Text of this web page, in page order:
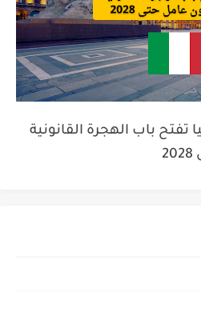
تفتح باب الهجرة القانونية